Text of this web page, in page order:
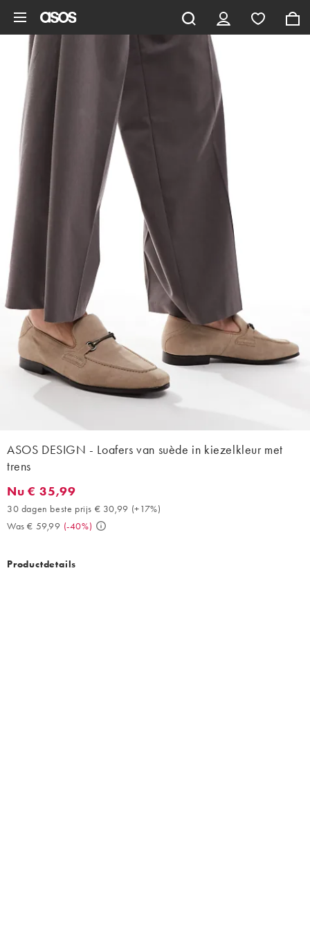
ASOS DESIGN - Loafers van suède in kiezelkleur met
trens
Nu € 35,99. 30 dagen beste prijs € 30,99 (+17%). Was € 59,99.
Nu € 35,99
30 dagen beste prijs € 30,99 (+17%)
Was € 59,99 (-40%)
Productdetails